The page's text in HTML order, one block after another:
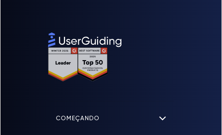
COMEÇANDO